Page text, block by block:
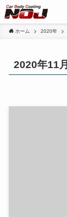
ホーム 2020年
2020年11月